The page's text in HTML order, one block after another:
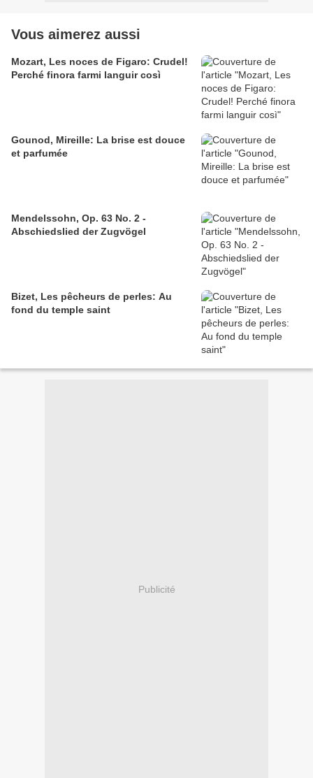
Vous aimerez aussi
Mozart, Les noces de Figaro: Crudel!
Perché finora farmi languir così
Gounod, Mireille: La brise est douce
et parfumée
Mendelssohn, Op. 63 No. 2 -
Abschiedslied der Zugvögel
Bizet, Les pêcheurs de perles: Au
fond du temple saint
Publicité